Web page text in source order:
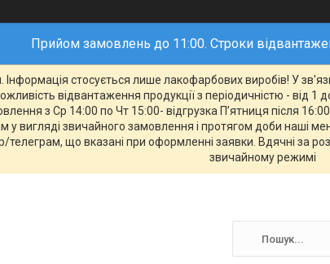
Прийом замовлень до 11:00. Строки
стосується лише лакофарбових виробів! У
відвантаження продукції з періодичністю - від
з Ср 14:00 по Чт 15:00- відгрузка П’ятниця після
вигляді звичайного замовлення і протягом доби наші
телеграм, що вказані при оформленні заявки. Вдячні за
звичайному режимі